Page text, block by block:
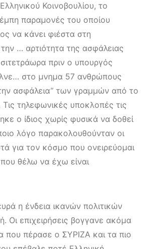
Κοινοβουλίου, το
παραμονές του οποίου
να κάνει φιέστα στη
… αρτιότητα της ασφάλειας
πριν ο υπουργός
στο μνημα 57 ανθρώπους
ασφάλεια” των γραμμών από το
τηλεφωνικές υποκλοπές τις
ο ίδιος χωρίς φυσικά να δοθεί
λόγο παρακολουθούνταν οι
για τον κόσμο που ονειρεύομαι
που θέλω να έχω είναι
η ένδεια ικανών πολιτικών
Οι επιχειρήσεις βογγανε ακόμα
που πέρασε ο ΣΥΡΙΖΑ και τα πιο